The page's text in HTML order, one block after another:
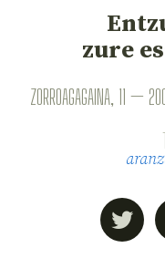
zure
ZORROAGAGAINA, 11 —